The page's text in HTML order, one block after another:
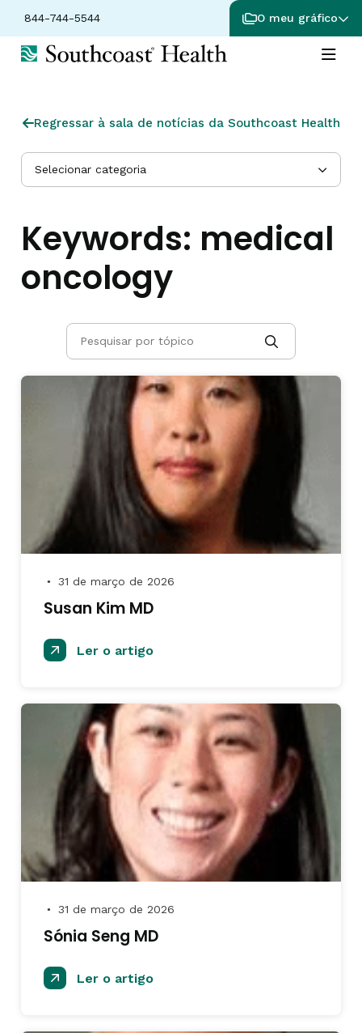
844-744-5544 O meu gráfico
Regressar à sala de notícias da Southcoast Health
Selecionar categoria
Keywords: medical
oncology
● 31 de março de 2026
Susan Kim MD
Ler o artigo
● 31 de março de 2026
Sónia Seng MD
Ler o artigo